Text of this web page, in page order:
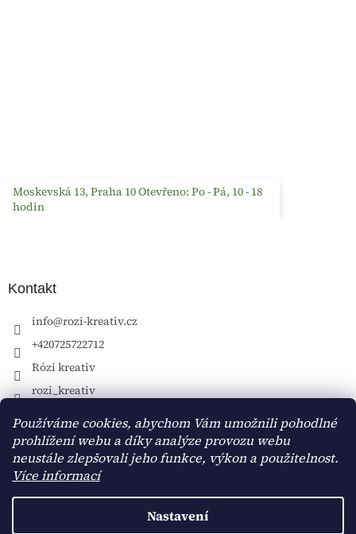
Používáme cookies, abychom Vám umožnili pohodlné
prohlížení webu a díky analýze provozu webu
neustále zlepšovali jeho funkce, výkon a použitelnost.
Více informací
Nastavení
Moskevská 13, Praha 10 Otevřeno: Po - Pá, 10 - 18
hodin
Kontakt
info@rozi-kreativ.cz
+420725722712
Rózi kreativ
rozi_kreativ
Vytvořil Shoptet